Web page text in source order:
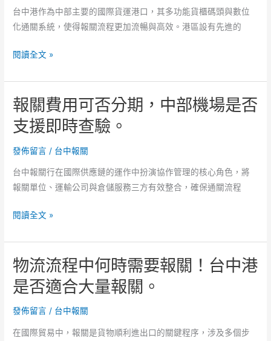
利！
中
部
櫃
報
關
有
影
響
嗎？
台中港作為中部主要的國際貨運港口，其多功能貨櫃碼頭與數位
化通關系統，使得報關流程更加流暢與高效。港區設有先進的
報
單
如
何
送
件，
中
關
作
員
是
否
充
足！
閱讀全文 »
報關費用可否分期，中部機場是否
支援即時查驗。
發佈留言 / 台中報關
台中報關行在國際供應鏈的運作中扮演協作管理的核心角色，將
報關單位、運輸公司與倉儲服務三方有效整合，確保通關流程
報
費
用
可
否
分
中
閱讀全文 »
物流流程中何時需要報關！台中港
是否適合大量報關。
發佈留言 / 台中報關
在國際貿易中，報關是貨物順利進出口的關鍵程序，涉及多個步